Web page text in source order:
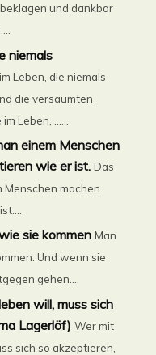
und dankbar
niemals
Leben, die niemals
die versäumten
Leben, ......
einem Menschen
wie er ist. Das
Menschen machen
sie kommen Man
Und wenn sie
gehen....
will, muss sich
Lagerlöf) Wer mit
sich so akzeptieren,